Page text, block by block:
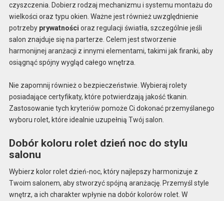
czyszczenia. Dobierz rodzaj mechanizmu i systemu montażu do
wielkości oraz typu okien. Ważne jest również uwzględnienie
potrzeby prywatności oraz regulacji światła, szczególnie jeśli
salon znajduje się na parterze. Celem jest stworzenie
harmonijnej aranżacji z innymi elementami, takimi jak firanki, aby
osiągnąć spójny wygląd całego wnętrza.
Nie zapomnij również o bezpieczeństwie. Wybieraj rolety
posiadające certyfikaty, które potwierdzają jakość tkanin.
Zastosowanie tych kryteriów pomoże Ci dokonać przemyślanego
wyboru rolet, które idealnie uzupełnią Twój salon.
Dobór koloru rolet dzień noc do stylu
salonu
Wybierz kolor rolet dzień-noc, który najlepszy harmonizuje z
Twoim salonem, aby stworzyć spójną aranżację. Przemyśl style
wnętrz, a ich charakter wpłynie na dobór kolorów rolet. W